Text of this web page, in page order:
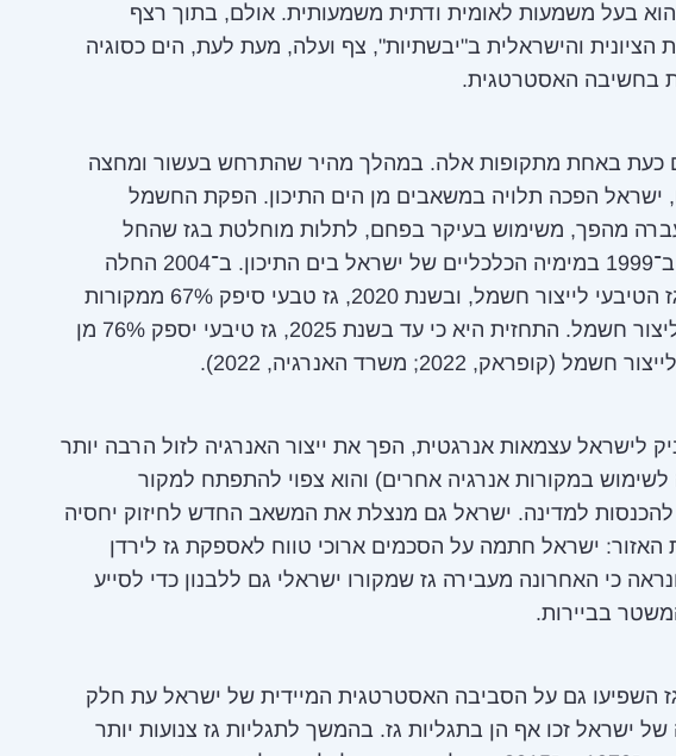
בעל משמעות לאומית ודתית משמעותית. אולם, בתוך רצף
הציונית והישראלית ב"יבשתיות", צף ועלה, מעת לעת, הים כסוגיה
בחשיבה האסטרטגית.
כעת באחת מתקופות אלה. במהלך מהיר שהתרחש בעשור ומחצה
ישראל הפכה תלויה במשאבים מן הים התיכון. הפקת החשמל
מהפך, משימוש בעיקר בפחם, לתלות מוחלטת בגז שהחל
להתגלות ב־1999 במימיה הכלכליים של ישראל בים התיכון. ב־2004 החלה
הזרמת הגז הטיבעי לייצור חשמל, ובשנת 2020, גז טבעי סיפק 67% ממקורות
האנרגיה ליצור חשמל. התחזית היא כי עד בשנת 2025, גז טיבעי יספק 76% מן
(קופראק, 2022; משרד האנרגיה, 2022).
לישראל עצמאות אנרגטית, הפך את ייצור האנרגיה לזול הרבה יותר
לשימוש במקורות אנרגיה אחרים) והוא צפוי להתפתח למקור
למדינה. ישראל גם מנצלת את המשאב החדש לחיזוק יחסיה
האזור: ישראל חתמה על הסכמים ארוכי טווח לאספקת גז לירדן
כי האחרונה מעבירה גז שמקורו ישראלי גם ללבנון כדי לסייע
בביירות.
השפיעו גם על הסביבה האסטרטגית המיידית של ישראל עת חלק
של ישראל זכו אף הן בתגליות גז. בהמשך לתגליות גז צנועות יותר